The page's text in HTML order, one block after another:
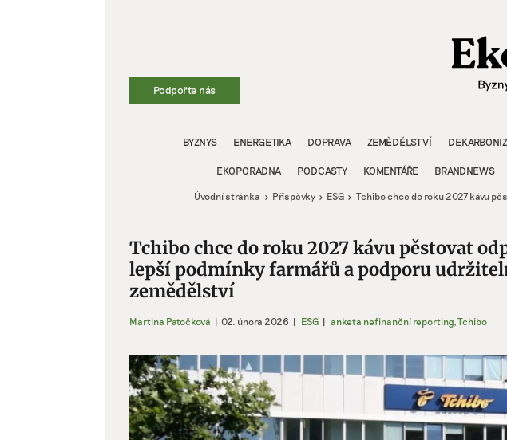
Podpořte nás
BYZNYS ENERGETIKA DOPRAVA ZEMĚDĚLSTVÍ
EKOPORADNA PODCASTY KOMENTÁŘE BRANDNEWS
Úvodní stránka Příspěvky ESG Tchibo chce do roku 2027 kávu
Tchibo chce do roku 2027 kávu pěstovat
lepší podmínky farmářů a podporu
zemědělství
Martina Patočková | 02. února 2026 | ESG | anketa nefinanční reporting,Tchibo
Zobrazit
větší
obrázek